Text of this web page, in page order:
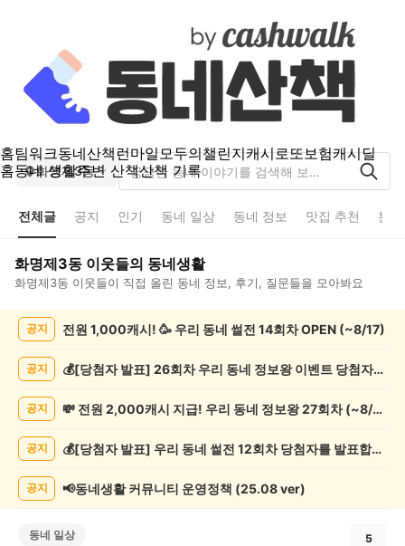
홈팀워크동네산책 런마일모두의챌린지캐시로또보험캐시딜
홈동네 생활주변 산책산책 기록
화명제3동
전체글 공지 인기 동네 일상 동네 정보 맛집 추천 분
화명제3동 이웃들의 동네생활
화명제3동 이웃들이 직접 올린 동네 정보, 후기, 질문들을 모아봐요
목
공지 전원 1,000캐시! 🥳 우리 동네 썰전 14회차 OPEN (~8/17)
공지 💰[당첨자 발표] 26회차 우리 동네 정보왕 이벤트 당첨자를 발표합니다!
공지 💸 전원 2,000캐시 지급! 우리 동네 정보왕 27회차 (~8/10)
공지 💰[당첨자 발표] 우리 동네 썰전 12회차 당첨자를 발표합니다!
공지 📢동네생활 커뮤니티 운영정책 (25.08 ver)
동네 일상 5